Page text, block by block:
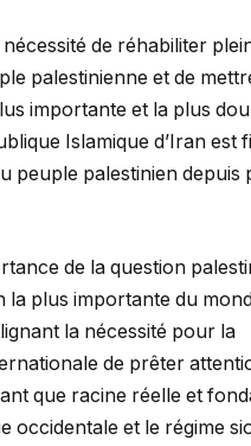
de réhabiliter
palestinienne et de
importante et la plus
Islamique d’Iran est
peuple palestinien depuis
de la question
la plus importante du
la nécessité pour la
de prêter
que racine réelle et
occidentale et le régime